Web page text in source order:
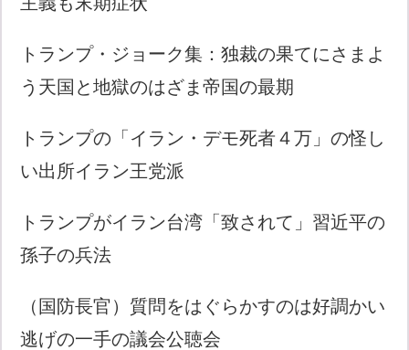
トランプ・ジョーク集：独裁の果てにさまよ
う天国と地獄のはざま帝国の最期
トランプの「イラン・デモ死者４万」の怪し
い出所イラン王党派
トランプがイラン台湾「致されて」習近平の
孫子の兵法
（国防長官）質問をはぐらかすのは好調かい
逃げの一手の議会公聴会